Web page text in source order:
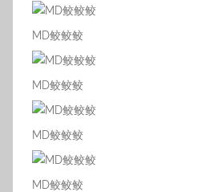
MD鲛鲛鲛
MD鲛鲛鲛
MD鲛鲛鲛
MD鲛鲛鲛